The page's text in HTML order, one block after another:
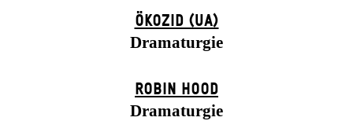
ÖKOZID (UA)
Dramaturgie
ROBIN HOOD
Dramaturgie